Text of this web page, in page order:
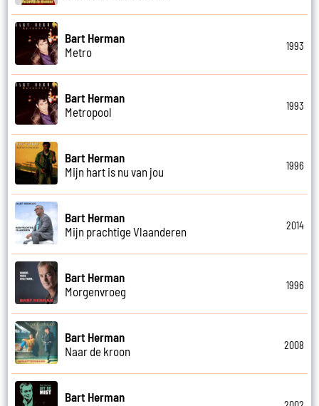
Bart Herman
Metro
1993
Bart Herman
Metropool
1993
Bart Herman
Mijn hart is nu van jou
1996
Bart Herman
Mijn prachtige Vlaanderen
2014
Bart Herman
Morgenvroeg
1996
Bart Herman
Naar de kroon
2008
Bart Herman